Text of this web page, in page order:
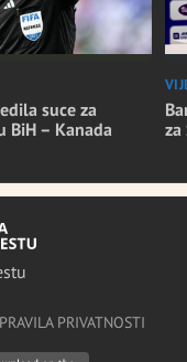
suce za
BiH – Kanada
za
PRAVILA PRIVATNOSTI